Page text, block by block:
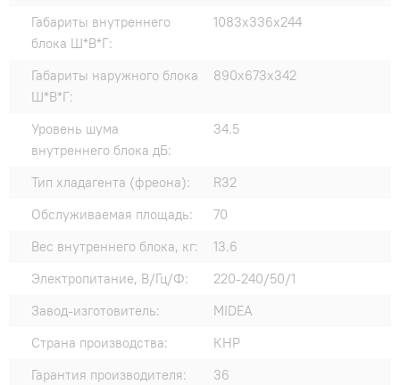
Габариты внутреннего
блока Ш*В*Г:
1083x336x244
Габариты наружного блока
Ш*В*Г:
890x673x342
Уровень шума
внутреннего блока дБ:
34.5
Тип хладагента (фреона):
R32
Обслуживаемая площадь:
70
Вес внутреннего блока, кг:
13.6
Электропитание, В/Гц/Ф:
220-240/50/1
Завод-изготовитель:
MIDEA
Страна производства:
КНР
Гарантия производителя:
36